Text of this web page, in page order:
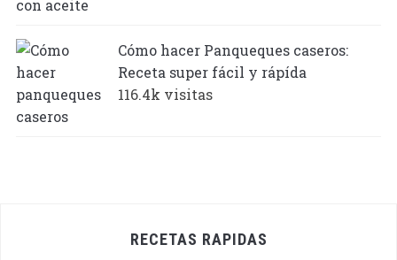
Cómo hacer Panqueques caseros:
Receta super fácil y rápída
116.4k visitas
RECETAS RAPIDAS